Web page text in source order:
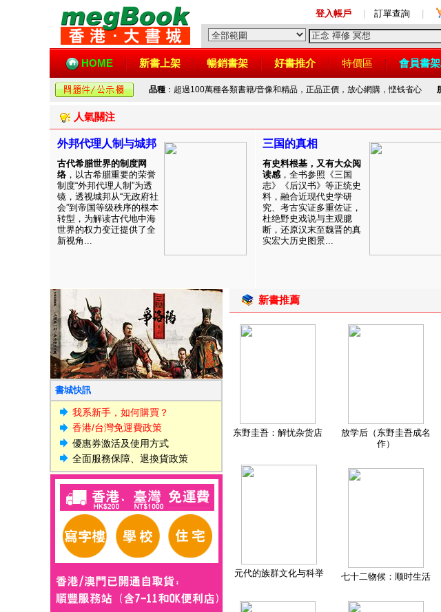
登入帳戶 訂單查詢
HOME 新書上架 暢銷書架 好書推介 特價區 會員書
品種 ：超過100萬種各類書籍/音像和精品，正品正價，放心網購，悭钱省心
人氣關注
外邦代理人制与城邦
古代希腊世界的制度网
络 ，以古希腊重要的荣誉
制度“外邦代理人制”为透
镜，透视城邦从“无政府社
会”到帝国等级秩序的根本
转型，为解读古代地中海
世界的权力变迁提供了全
新视角...
三国的真相
有史料根基，又有大众阅
读感 ，全书参照《三国
志》《后汉书》等正统史
料，融合近现代史学研
究、考古实证多重佐证，
杜绝野史戏说与主观臆
断，还原汉末至魏晋的真
实宏大历史图景...
書城快訊
我系新手，如何購買？
香港/台灣免運費政策
優惠券激活及使用方式
全面服務保障、退換貨政策
新書推薦
东野圭吾：解忧杂货店
放学后（东野圭吾成名
作）
元代的族群文化与科举 七十二物候：顺时生活